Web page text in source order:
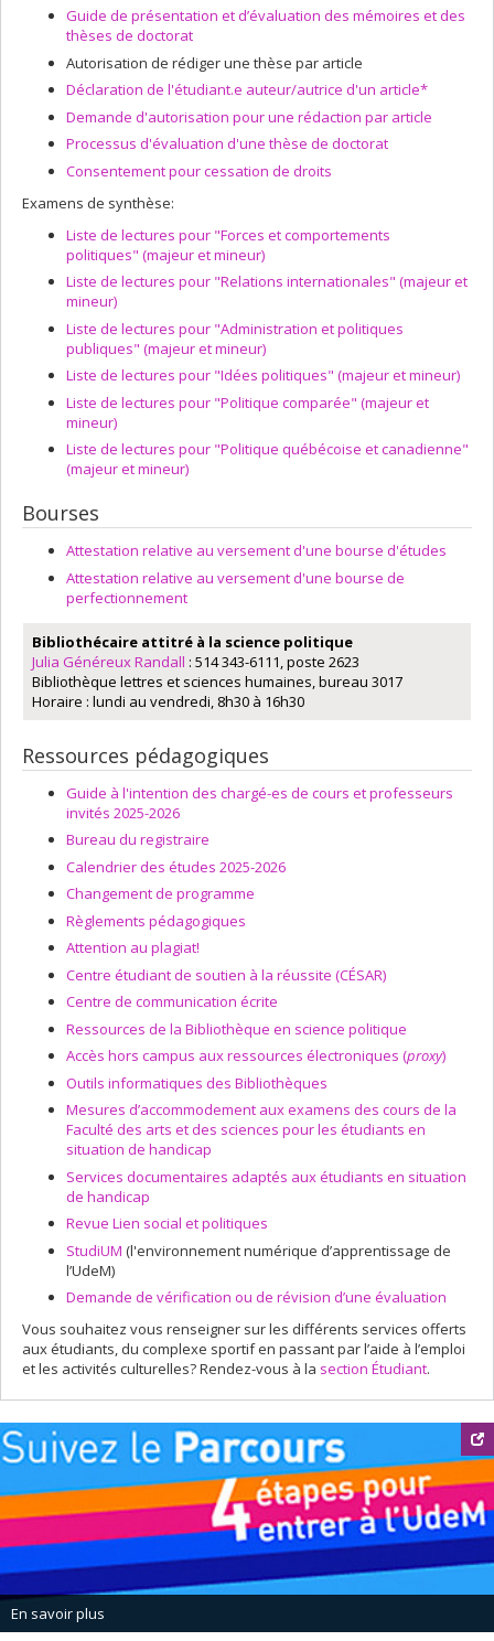
Guide de présentation et d’évaluation des mémoires et des
thèses de doctorat
Autorisation de rédiger une thèse par article
Déclaration de l'étudiant.e auteur/autrice d'un article*
Demande d'autorisation pour une rédaction par article
Processus d'évaluation d'une thèse de doctorat
Consentement pour cessation de droits
Examens de synthèse:
Liste de lectures pour "Forces et comportements
politiques" (majeur et mineur)
Liste de lectures pour "Relations internationales" (majeur et
mineur)
Liste de lectures pour "Administration et politiques
publiques" (majeur et mineur)
Liste de lectures pour "Idées politiques" (majeur et mineur)
Liste de lectures pour "Politique comparée" (majeur et
mineur)
Liste de lectures pour "Politique québécoise et canadienne"
(majeur et mineur)
Bourses
Attestation relative au versement d'une bourse d'études
Attestation relative au versement d'une bourse de
perfectionnement
Bibliothécaire attitré à la science politique
Julia Généreux Randall : 514 343-6111, poste 2623
Bibliothèque lettres et sciences humaines, bureau 3017
Horaire : lundi au vendredi, 8h30 à 16h30
Ressources pédagogiques
Guide à l'intention des chargé-es de cours et professeurs
invités 2025-2026
Bureau du registraire
Calendrier des études 2025-2026
Changement de programme
Règlements pédagogiques
Attention au plagiat!
Centre étudiant de soutien à la réussite (CÉSAR)
Centre de communication écrite
Ressources de la Bibliothèque en science politique
Accès hors campus aux ressources électroniques (proxy)
Outils informatiques des Bibliothèques
Mesures d’accommodement aux examens des cours de la
Faculté des arts et des sciences pour les étudiants en
situation de handicap
Services documentaires adaptés aux étudiants en situation
de handicap
Revue Lien social et politiques
StudiUM (l'environnement numérique d’apprentissage de
l’UdeM)
Demande de vérification ou de révision d’une évaluation
Vous souhaitez vous renseigner sur les différents services offerts
aux étudiants, du complexe sportif en passant par l’aide à l’emploi
et les activités culturelles? Rendez-vous à la section Étudiant.
En savoir plus